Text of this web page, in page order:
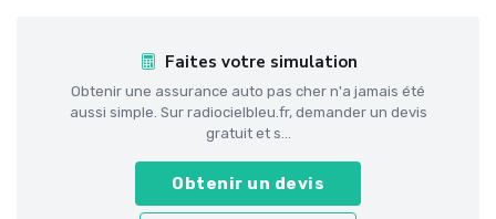
Faites votre simulation
Obtenir une assurance auto pas cher n'a jamais été
aussi simple. Sur radiocielbleu.fr, demander un devis
gratuit et s...
Obtenir un devis